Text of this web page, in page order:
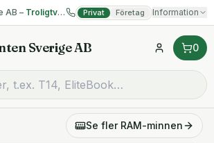
AB – Troligtvis billigast på begagnad IT! Privat Företag Information
Sverige AB 0
Se fler RAM-minnen